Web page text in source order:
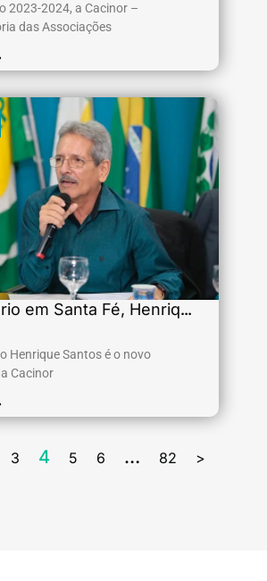
2023-2024, a Cacinor –
das Associações
Empresário em Santa Fé, Henrique Santos é o novo presidente da Cacinor
Henrique Santos é o novo
Cacinor
3 4 5 6 … 82 >